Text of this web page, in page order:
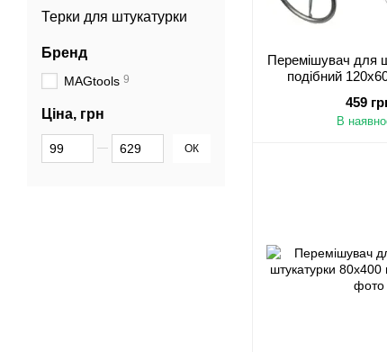
Перемішувач для
подібний
459
В
Терки для штукатурки
Бренд
MAGtools 9
Ціна, грн
Від Ціна, грн
До Ціна, грн ОК